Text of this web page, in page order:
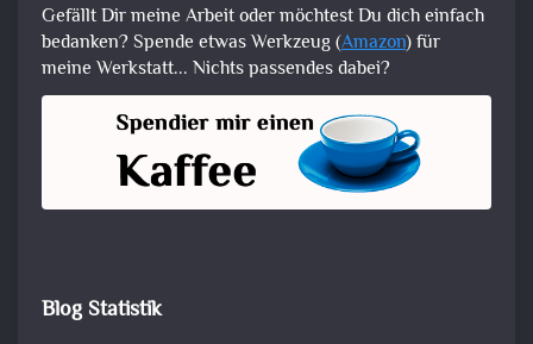
Gefällt Dir meine Arbeit oder möchtest Du dich einfach
bedanken? Spende etwas Werkzeug (Amazon) für
meine Werkstatt... Nichts passendes dabei?
Blog Statistik